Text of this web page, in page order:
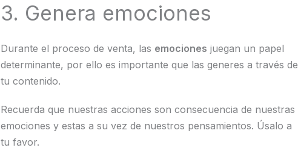
3. Genera emociones
Durante el proceso de venta, las emociones juegan un papel
determinante, por ello es importante que las generes a través de
tu contenido.
Recuerda que nuestras acciones son consecuencia de nuestras
emociones y estas a su vez de nuestros pensamientos. Úsalo a
tu favor.